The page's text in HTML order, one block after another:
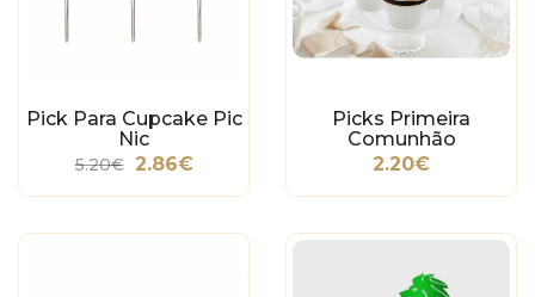
Pick Para Cupcake Pic
Nic
5.20€ 2.86€
Picks Primeira
Comunhão
2.20€